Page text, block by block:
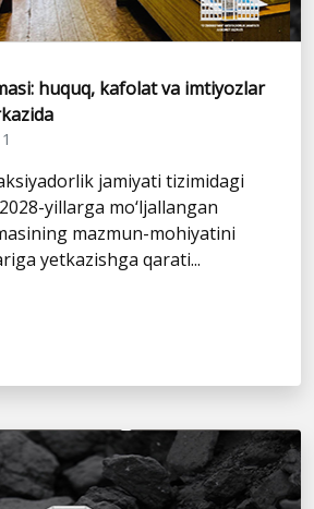
huquq, kafolat va imtiyozlar
aksiyadorlik jamiyati tizimidagi
yillarga mo‘ljallangan
mazmun-mohiyatini
yetkazishga qarati...